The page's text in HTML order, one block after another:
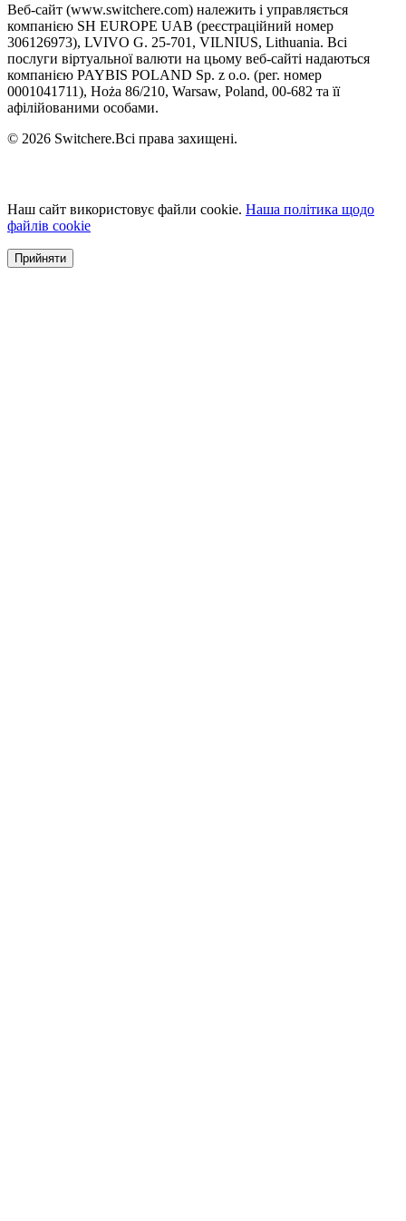
Веб-сайт (www.switchere.com) належить і управляється
компанією SH EUROPE UAB (реєстраційний номер
306126973), LVIVO G. 25-701, VILNIUS, Lithuania. Всі
послуги віртуальної валюти на цьому веб-сайті надаються
компанією PAYBIS POLAND Sp. z o.o. (рег. номер
0001041711), Hoża 86/210, Warsaw, Poland, 00-682 та її
афілійованими особами.
© 2026 Switchere.Всі права захищені.
Наш сайт використовує файли cookie. Наша політика щодо
файлів cookie
Прийняти